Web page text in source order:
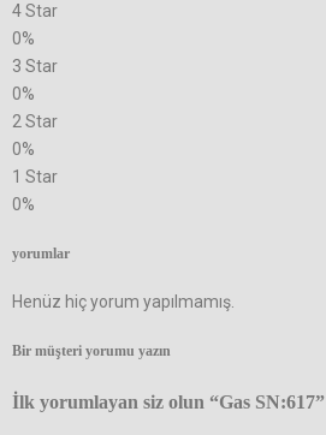
4 Star
0%
3 Star
0%
2 Star
0%
1 Star
0%
yorumlar
Henüz hiç yorum yapılmamış.
Bir müşteri yorumu yazın
İlk yorumlayan siz olun “Gas SN:617”